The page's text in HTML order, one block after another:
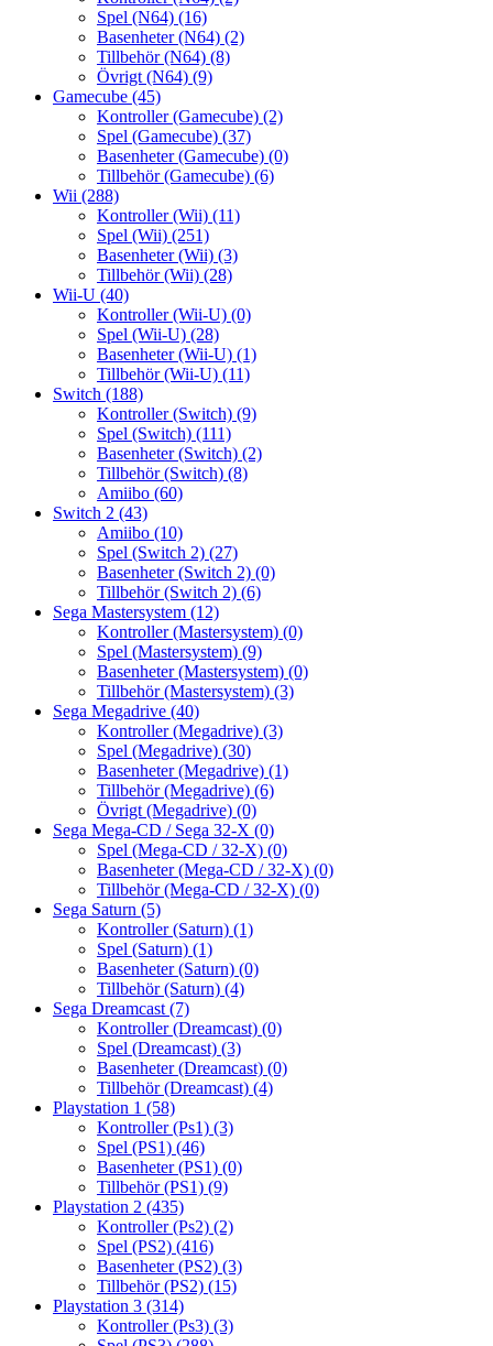
Spel (N64) (16)
Basenheter (N64) (2)
Tillbehör (N64) (8)
Övrigt (N64) (9)
Gamecube (45)
Kontroller (Gamecube) (2)
Spel (Gamecube) (37)
Basenheter (Gamecube) (0)
Tillbehör (Gamecube) (6)
Wii (288)
Kontroller (Wii) (11)
Spel (Wii) (251)
Basenheter (Wii) (3)
Tillbehör (Wii) (28)
Wii-U (40)
Kontroller (Wii-U) (0)
Spel (Wii-U) (28)
Basenheter (Wii-U) (1)
Tillbehör (Wii-U) (11)
Switch (188)
Kontroller (Switch) (9)
Spel (Switch) (111)
Basenheter (Switch) (2)
Tillbehör (Switch) (8)
Amiibo (60)
Switch 2 (43)
Amiibo (10)
Spel (Switch 2) (27)
Basenheter (Switch 2) (0)
Tillbehör (Switch 2) (6)
Sega Mastersystem (12)
Kontroller (Mastersystem) (0)
Spel (Mastersystem) (9)
Basenheter (Mastersystem) (0)
Tillbehör (Mastersystem) (3)
Sega Megadrive (40)
Kontroller (Megadrive) (3)
Spel (Megadrive) (30)
Basenheter (Megadrive) (1)
Tillbehör (Megadrive) (6)
Övrigt (Megadrive) (0)
Sega Mega-CD / Sega 32-X (0)
Spel (Mega-CD / 32-X) (0)
Basenheter (Mega-CD / 32-X) (0)
Tillbehör (Mega-CD / 32-X) (0)
Sega Saturn (5)
Kontroller (Saturn) (1)
Spel (Saturn) (1)
Basenheter (Saturn) (0)
Tillbehör (Saturn) (4)
Sega Dreamcast (7)
Kontroller (Dreamcast) (0)
Spel (Dreamcast) (3)
Basenheter (Dreamcast) (0)
Tillbehör (Dreamcast) (4)
Playstation 1 (58)
Kontroller (Ps1) (3)
Spel (PS1) (46)
Basenheter (PS1) (0)
Tillbehör (PS1) (9)
Playstation 2 (435)
Kontroller (Ps2) (2)
Spel (PS2) (416)
Basenheter (PS2) (3)
Tillbehör (PS2) (15)
Playstation 3 (314)
Kontroller (Ps3) (3)